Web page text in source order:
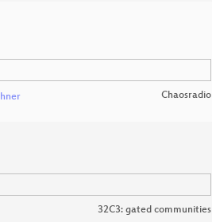
Chaosradio
32C3: gated communities